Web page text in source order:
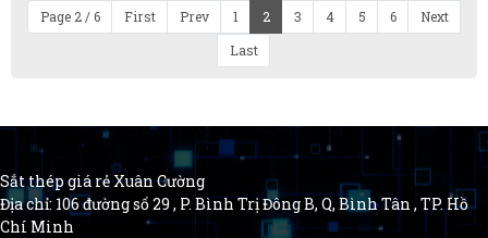
Page 2 / 6 First Prev 1 2 3 4 5 6
Next
Last
Sắt thép giá rẻ Xuân Cường
Địa chỉ: 106 đường số 29 , P. Bình Trị Đông B, Q, Bình Tân , TP. Hồ
Chí Minh